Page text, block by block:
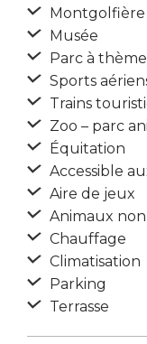
Montgolfière
Musée
Parc à
Sports
Trains
Zoo – parc
Équitation
Accessible
Aire de jeux
Animaux
Chauffage
Climatisation
Parking
Terrasse